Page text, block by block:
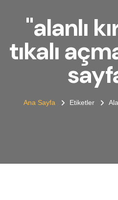
"alanlı
tıkalı
Ana Sayfa Etiketler